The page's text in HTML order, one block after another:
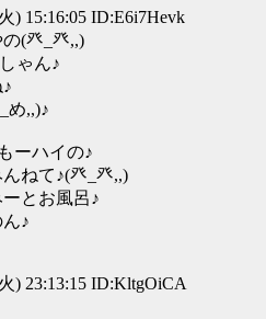
) 15:16:05 ID:E6i7Hevk
(癶_癶,,)
ゃん♪
め,,)♪
ーハイの♪
ねて♪(癶_癶,,)
とお風呂♪
♪
) 23:13:15 ID:KltgOiCA